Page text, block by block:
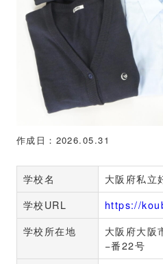
作成日：2026.05.31
学校名
大阪府私立
学校URL
https://
学校所在地
大阪府大阪
−番22号